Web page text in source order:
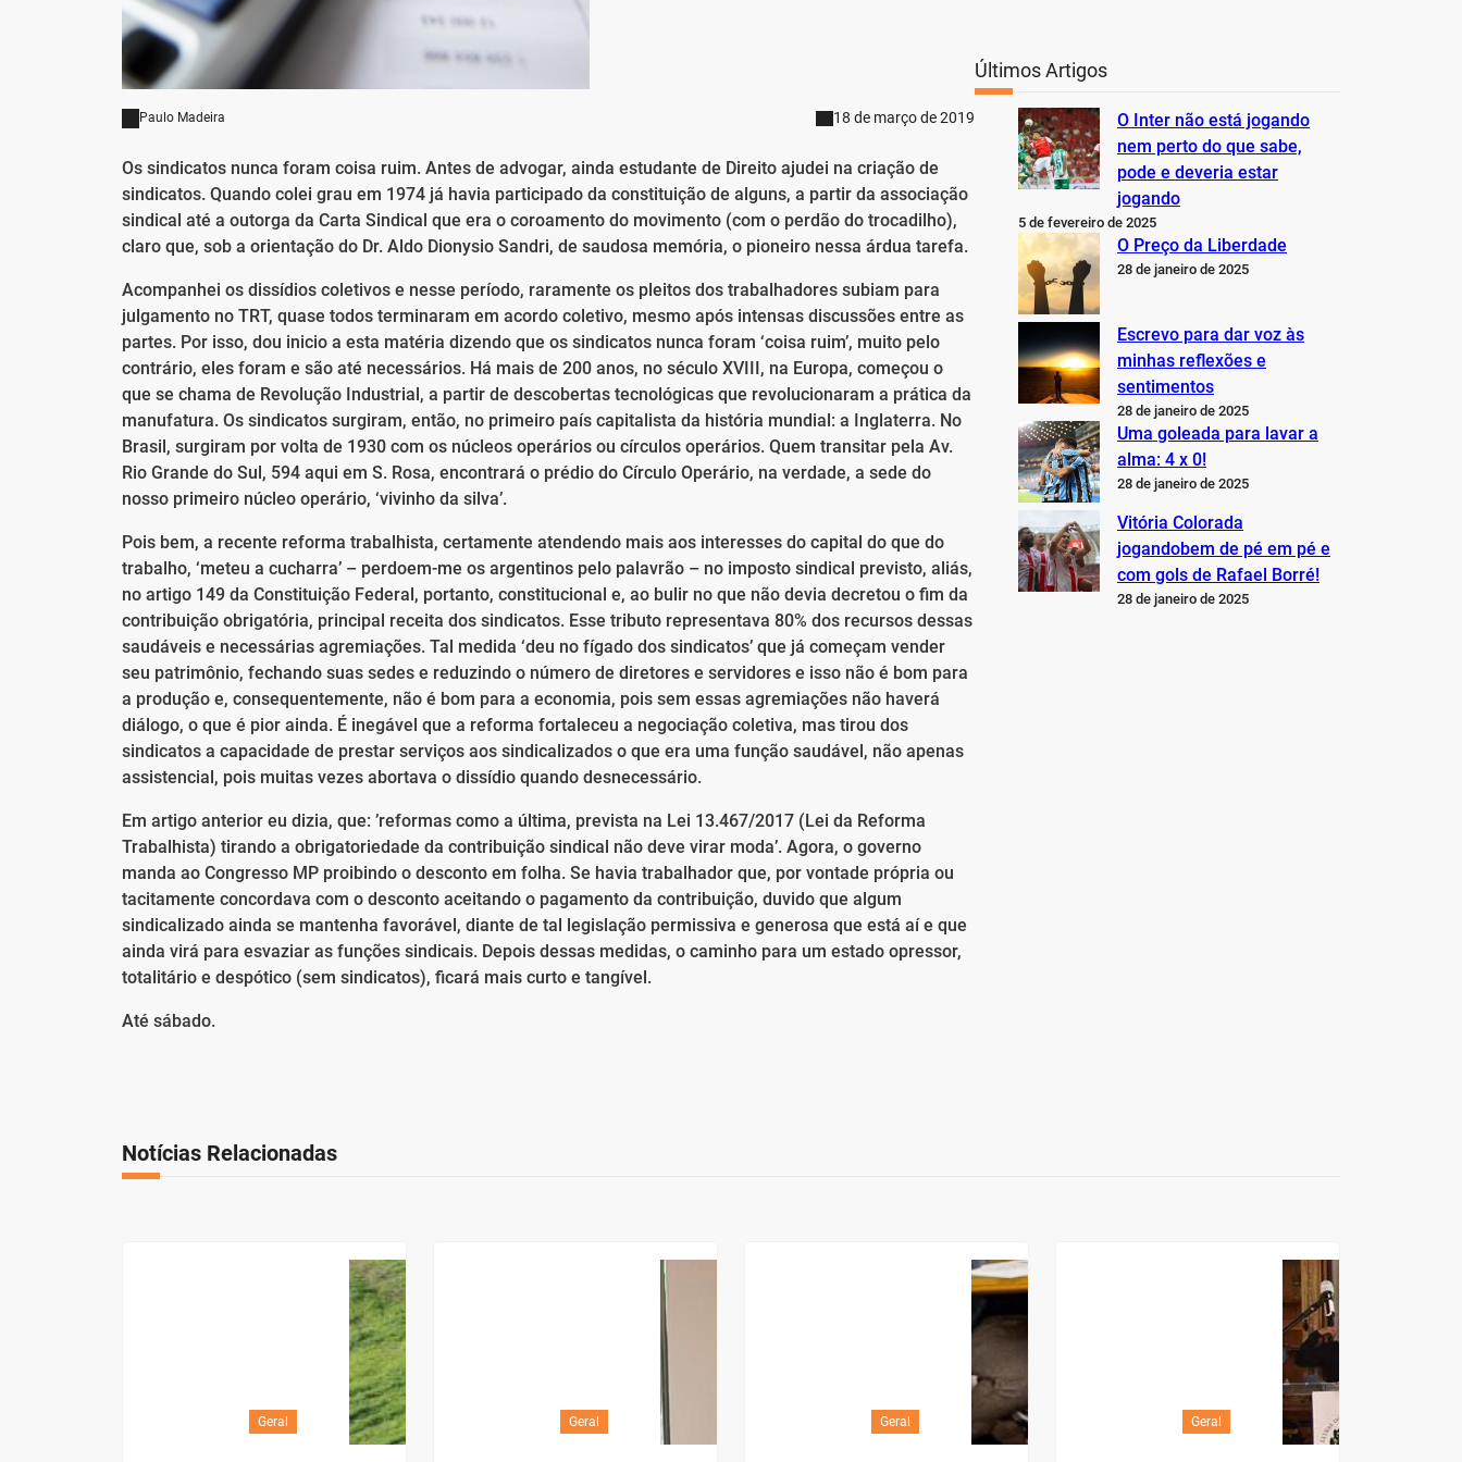
Paulo Madeira 18 de março de 2019
Os sindicatos nunca foram coisa ruim. Antes de advogar, ainda estudante de Direito ajudei na criação de
sindicatos. Quando colei grau em 1974 já havia participado da constituição de alguns, a partir da associação
sindical até a outorga da Carta Sindical que era o coroamento do movimento (com o perdão do trocadilho),
claro que, sob a orientação do Dr. Aldo Dionysio Sandri, de saudosa memória, o pioneiro nessa árdua tarefa.
Acompanhei os dissídios coletivos e nesse período, raramente os pleitos dos trabalhadores subiam para
julgamento no TRT, quase todos terminaram em acordo coletivo, mesmo após intensas discussões entre as
partes. Por isso, dou inicio a esta matéria dizendo que os sindicatos nunca foram ‘coisa ruim’, muito pelo
contrário, eles foram e são até necessários. Há mais de 200 anos, no século XVIII, na Europa, começou o
que se chama de Revolução Industrial, a partir de descobertas tecnológicas que revolucionaram a prática da
manufatura. Os sindicatos surgiram, então, no primeiro país capitalista da história mundial: a Inglaterra. No
Brasil, surgiram por volta de 1930 com os núcleos operários ou círculos operários. Quem transitar pela Av.
Rio Grande do Sul, 594 aqui em S. Rosa, encontrará o prédio do Círculo Operário, na verdade, a sede do
nosso primeiro núcleo operário, ‘vivinho da silva’.
Pois bem, a recente reforma trabalhista, certamente atendendo mais aos interesses do capital do que do
trabalho, ‘meteu a cucharra’ – perdoem-me os argentinos pelo palavrão – no imposto sindical previsto, aliás,
no artigo 149 da Constituição Federal, portanto, constitucional e, ao bulir no que não devia decretou o fim da
contribuição obrigatória, principal receita dos sindicatos. Esse tributo representava 80% dos recursos dessas
saudáveis e necessárias agremiações. Tal medida ‘deu no fígado dos sindicatos’ que já começam vender
seu patrimônio, fechando suas sedes e reduzindo o número de diretores e servidores e isso não é bom para
a produção e, consequentemente, não é bom para a economia, pois sem essas agremiações não haverá
diálogo, o que é pior ainda. É inegável que a reforma fortaleceu a negociação coletiva, mas tirou dos
sindicatos a capacidade de prestar serviços aos sindicalizados o que era uma função saudável, não apenas
assistencial, pois muitas vezes abortava o dissídio quando desnecessário.
Em artigo anterior eu dizia, que: ’reformas como a última, prevista na Lei 13.467/2017 (Lei da Reforma
Trabalhista) tirando a obrigatoriedade da contribuição sindical não deve virar moda’. Agora, o governo
manda ao Congresso MP proibindo o desconto em folha. Se havia trabalhador que, por vontade própria ou
tacitamente concordava com o desconto aceitando o pagamento da contribuição, duvido que algum
sindicalizado ainda se mantenha favorável, diante de tal legislação permissiva e generosa que está aí e que
ainda virá para esvaziar as funções sindicais. Depois dessas medidas, o caminho para um estado opressor,
totalitário e despótico (sem sindicatos), ficará mais curto e tangível.
Até sábado.
Últimos Artigos
O Inter não está jogando
nem perto do que sabe,
pode e deveria estar
jogando
5 de fevereiro de 2025
O Preço da Liberdade
28 de janeiro de 2025
Escrevo para dar voz às
minhas reflexões e
sentimentos
28 de janeiro de 2025
Uma goleada para lavar a
alma: 4 x 0!
28 de janeiro de 2025
Vitória Colorada
jogandobem de pé em pé e
com gols de Rafael Borré!
28 de janeiro de 2025
Notícias Relacionadas
Geral Geral Geral Geral